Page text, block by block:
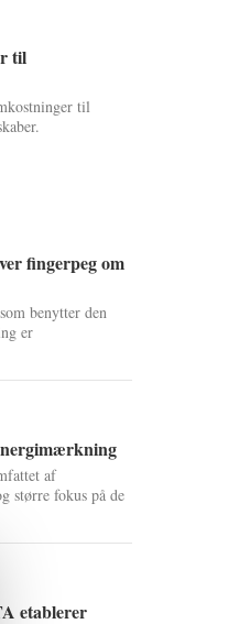
til
til
fingerpeg om
benytter den
er
af
større fokus på de
etablerer